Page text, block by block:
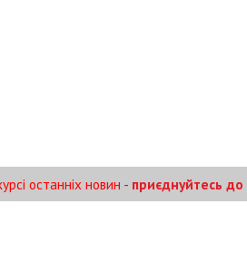
останніх новин - приєднуйтесь